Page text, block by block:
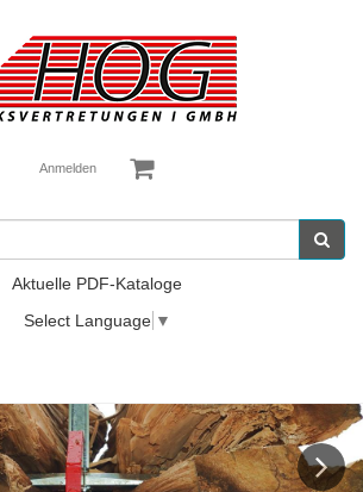
Anmelden
Aktuelle PDF-Kataloge
Select Language ▼